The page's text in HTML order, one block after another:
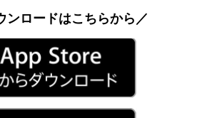
ンロードはこちらから／